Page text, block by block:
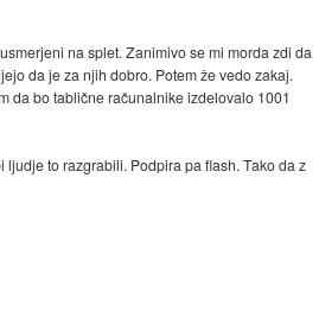
na splet. Zanimivo se mi morda zdi da
da je za njih dobro. Potem že vedo zakaj.
da bo tablične računalnike izdelovalo 1001
to razgrabili. Podpira pa flash. Tako da z